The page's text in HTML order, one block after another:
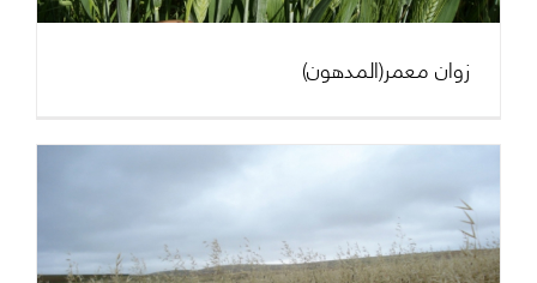
(زوان معمر(المدهون